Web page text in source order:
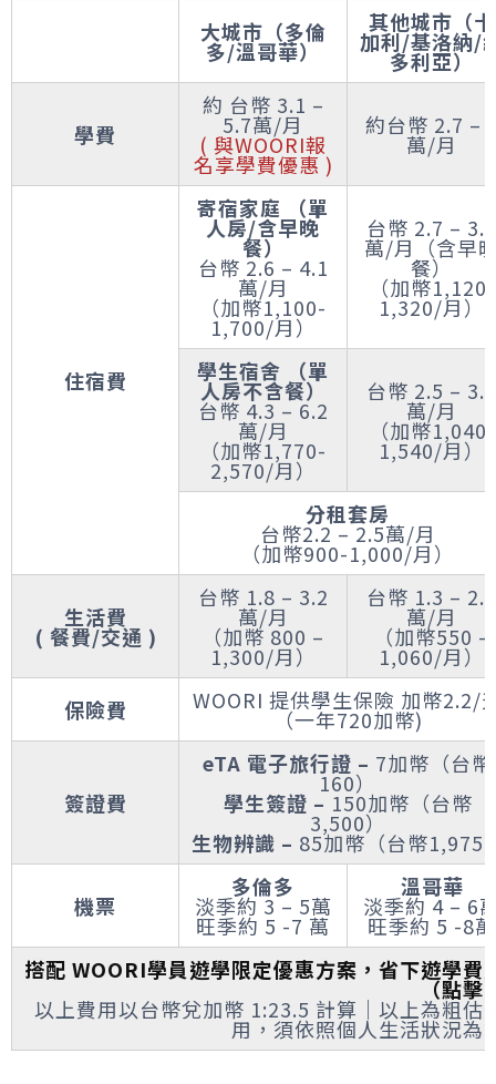
大城市（多倫
多/溫哥華）
其他城市（卡
加利/基洛納/
多利亞）
學費
約 台幣 3.1 –
5.7萬/月
( 與WOORI報
名享學費優惠 )
約台幣 2.7 –
萬/月
住宿費
寄宿家庭 （單
人房/含早晚
餐）
台幣 2.6 – 4.1
萬/月
（加幣1,100-
1,700/月）
台幣 2.7 – 3.2
萬/月（含早
餐）
（加幣1,120-
1,320/月）
學生宿舍 （單
人房不含餐）
台幣 4.3 – 6.2
萬/月
（加幣1,770-
2,570/月）
台幣 2.5 – 3.7
萬/月
（加幣1,040-
1,540/月）
分租套房
台幣2.2 – 2.5萬/月
（加幣900-1,000/月）
生活費
( 餐費/交通 )
台幣 1.8 – 3.2
萬/月
（加幣 800 –
1,300/月）
台幣 1.3 – 2.6
萬/月
（加幣550 –
1,060/月）
保險費
WOORI 提供學生保險 加幣2.2/
（一年720加幣)
簽證費
eTA 電子旅行證 – 7加幣（台幣
160）
學生簽證 – 150加幣（台幣
3,500）
生物辨識 – 85加幣（台幣1,975
機票
多倫多
淡季約 3 – 5萬
旺季約 5 -7 萬
溫哥華
淡季約 4 – 6
旺季約 5 -8萬
搭配 WOORI學員遊學限定優惠方案，省下遊學費
（點擊
以上費用以台幣兌加幣 1:23.5 計算｜以上為粗估
用，須依照個人生活狀況為